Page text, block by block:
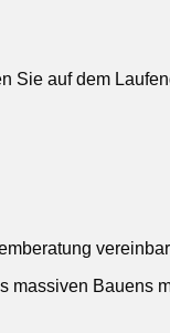
Sie auf dem
massiven